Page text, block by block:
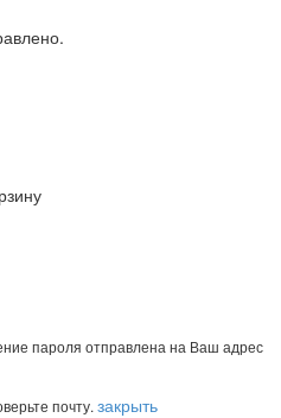
пароля отправлена на Ваш адрес
почту. закрыть